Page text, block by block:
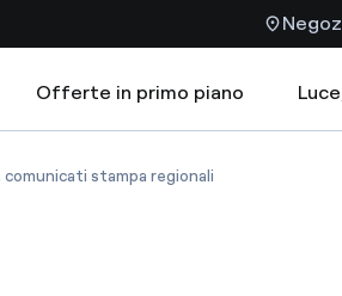
Offerte in primo piano
comunicati stampa regionali